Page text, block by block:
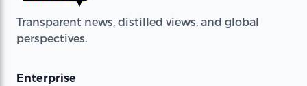
Transparent news, distilled views, and global
perspectives.
Enterprise